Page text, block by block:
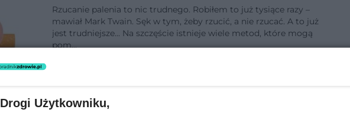
Rzucanie palenia to nic trudnego. Robiłem to już tysiące razy –
mawiał Mark Twain. Sęk w tym, żeby rzucić, a nie rzucać. A to już
jest trudniejsze... Na szczęście istnieje wiele metod, które mogą
pom…
Drogi Użytkowniku,